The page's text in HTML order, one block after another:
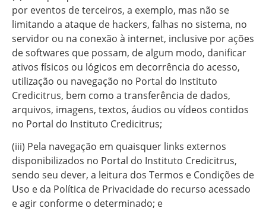
por eventos de terceiros, a exemplo, mas não se
limitando a ataque de hackers, falhas no sistema, no
servidor ou na conexão à internet, inclusive por ações
de softwares que possam, de algum modo, danificar
ativos físicos ou lógicos em decorrência do acesso,
utilização ou navegação no Portal do Instituto
Credicitrus, bem como a transferência de dados,
arquivos, imagens, textos, áudios ou vídeos contidos
no Portal do Instituto Credicitrus;
(iii) Pela navegação em quaisquer links externos
disponibilizados no Portal do Instituto Credicitrus,
sendo seu dever, a leitura dos Termos e Condições de
Uso e da Política de Privacidade do recurso acessado
e agir conforme o determinado; e